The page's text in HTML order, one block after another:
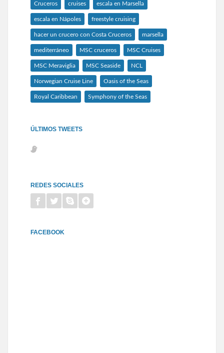
Cruceros cruises escala en Marsella
escala en Nápoles freestyle cruising
hacer un crucero con Costa Cruceros marsella
mediterráneo MSC cruceros MSC Cruises
MSC Meraviglia MSC Seaside NCL
Norwegian Cruise Line Oasis of the Seas
Royal Caribbean Symphony of the Seas
ÚLTIMOS TWEETS
REDES SOCIALES
FACEBOOK